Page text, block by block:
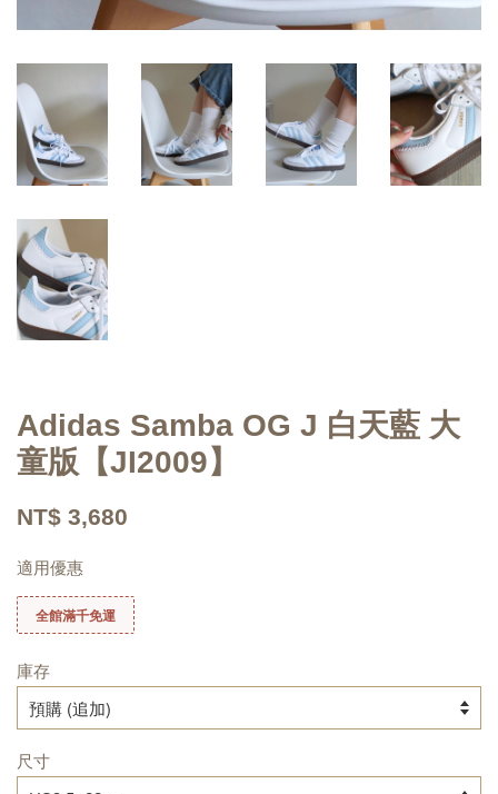
Adidas Samba OG J 白天藍 大
童版【JI2009】
NT$ 3,680
適用優惠
全館滿千免運
庫存
尺寸